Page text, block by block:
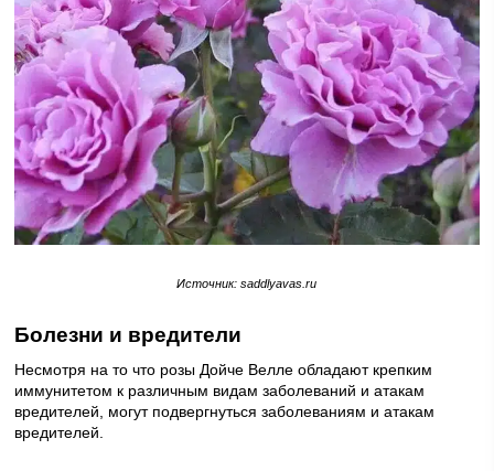
Источник: saddlyavas.ru
Болезни и вредители
Несмотря на то что розы Дойче Велле обладают крепким
иммунитетом к различным видам заболеваний и атакам
вредителей, могут подвергнуться заболеваниям и атакам
вредителей.